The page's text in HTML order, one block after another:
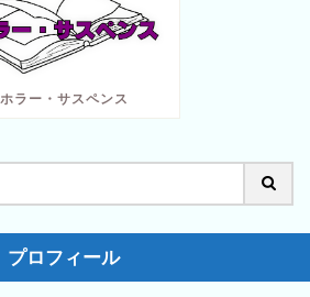
ホラー・サスペンス
プロフィール